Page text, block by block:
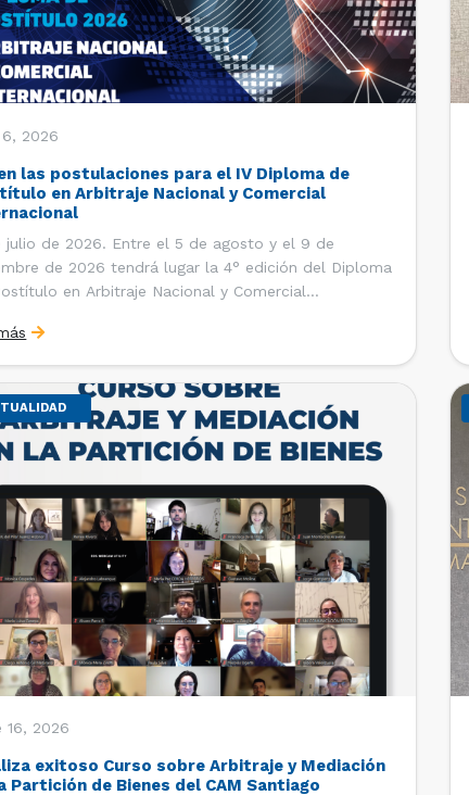
2026
las postulaciones para el IV Diploma de
en Arbitraje Nacional y Comercial
julio de 2026. Entre el 5 de agosto y el 9 de
de 2026 tendrá lugar la 4° edición del Diploma
en Arbitraje Nacional y Comercial
Internacional de la Facultad de Derecho de la
de Chile y […]
16, 2026
exitoso Curso sobre Arbitraje y Mediación
Partición de Bienes del CAM Santiago